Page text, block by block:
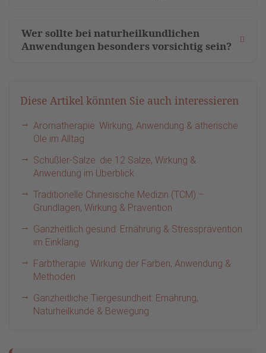
Wer sollte bei naturheilkundlichen
Anwendungen besonders vorsichtig sein?
Diese Artikel könnten Sie auch interessieren
Aromatherapie: Wirkung, Anwendung & ätherische
Öle im Alltag
Schüßler-Salze: die 12 Salze, Wirkung &
Anwendung im Überblick
Traditionelle Chinesische Medizin (TCM) –
Grundlagen, Wirkung & Prävention
Ganzheitlich gesund: Ernährung & Stressprävention
im Einklang
Farbtherapie: Wirkung der Farben, Anwendung &
Methoden
Ganzheitliche Tiergesundheit: Ernährung,
Naturheilkunde & Bewegung